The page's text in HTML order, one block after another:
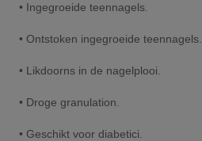
• Ingegroeide teennagels.
• Ontstoken ingegroeide teennagels.
• Likdoorns in de nagelplooi.
• Droge granulation.
• Geschikt voor diabetici.